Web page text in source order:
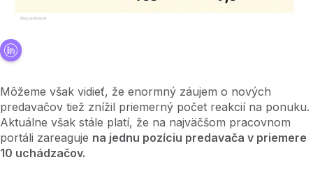
Môžeme však vidieť, že enormný záujem o nových
predavačov tiež znížil priemerný počet reakcií na ponuku.
Aktuálne však stále platí, že na najväčšom pracovnom
portáli zareaguje na jednu pozíciu predavača v priemere
10 uchádzačov.